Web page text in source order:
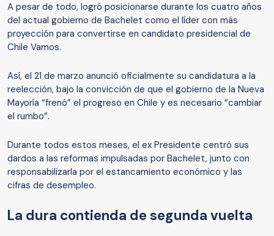
A pesar de todo, logró posicionarse durante los cuatro años
del actual gobierno de Bachelet como el líder con más
proyección para convertirse en candidato presidencial de
Chile Vamos.
Así, el 21 de marzo anunció oficialmente su candidatura a la
reelección, bajo la convicción de que el gobierno de la Nueva
Mayoría “frenó” el progreso en Chile y es necesario “cambiar
el rumbo”.
Durante todos estos meses, el ex Presidente centró sus
dardos a las reformas impulsadas por Bachelet, junto con
responsabilizarla por el estancamiento económico y las
cifras de desempleo.
La dura contienda de segunda vuelta